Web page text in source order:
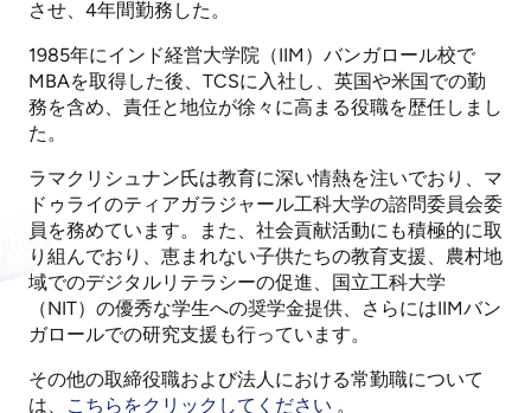
させ、4年間勤務した。
1985年にインド経営大学院（IIM）バンガロール校で
MBAを取得した後、TCSに入社し、英国や米国での勤
務を含め、責任と地位が徐々に高まる役職を歴任しまし
た。
ラマクリシュナン氏は教育に深い情熱を注いでおり、マ
ドゥライのティアガラジャール工科大学の諮問委員会委
員を務めています。また、社会貢献活動にも積極的に取
り組んでおり、恵まれない子供たちの教育支援、農村地
域でのデジタルリテラシーの促進、国立工科大学
（NIT）の優秀な学生への奨学金提供、さらにはIIMバン
ガロールでの研究支援も行っています。
その他の取締役職および法人における常勤職について
は、 こちらをクリックしてください 。